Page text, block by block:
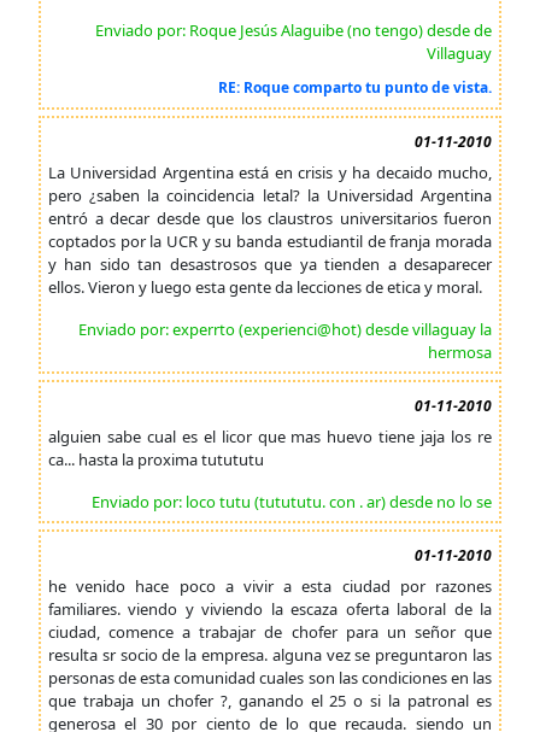
Enviado por: Roque Jesús Alaguibe (no tengo) desde de
Villaguay
RE: Roque comparto tu punto de vista.
01-11-2010
La Universidad Argentina está en crisis y ha decaido mucho,
pero ¿saben la coincidencia letal? la Universidad Argentina
entró a decar desde que los claustros universitarios fueron
coptados por la UCR y su banda estudiantil de franja morada
y han sido tan desastrosos que ya tienden a desaparecer
ellos. Vieron y luego esta gente da lecciones de etica y moral.
Enviado por: experrto (experienci@hot) desde villaguay la
hermosa
01-11-2010
alguien sabe cual es el licor que mas huevo tiene jaja los re
ca... hasta la proxima tutututu
Enviado por: loco tutu (tutututu. con . ar) desde no lo se
01-11-2010
he venido hace poco a vivir a esta ciudad por razones
familiares. viendo y viviendo la escaza oferta laboral de la
ciudad, comence a trabajar de chofer para un señor que
resulta sr socio de la empresa. alguna vez se preguntaron las
personas de esta comunidad cuales son las condiciones en las
que trabaja un chofer ?, ganando el 25 o si la patronal es
generosa el 30 por ciento de lo que recauda. siendo un